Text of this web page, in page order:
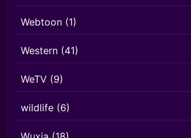
Webtoon (1)
Western (41)
WeTV (9)
wildlife (6)